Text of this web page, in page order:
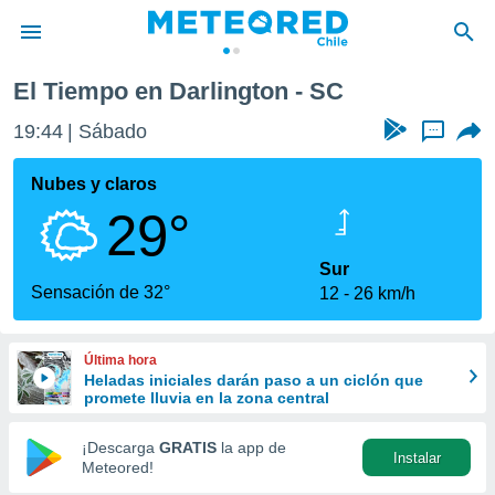
de
por
que se
calidad.
a este
las
y
forma
digital
basada
El Tiempo en Darlington - SC
19:44 Sábado ...
Nubes y claros
29°
Sensación de 32°
Sur
12
26 km/h
Última hora
Heladas iniciales darán paso a un ciclón que
promete lluvia en la zona central
¡Descarga GRATIS la app de
Meteored!
Instalar